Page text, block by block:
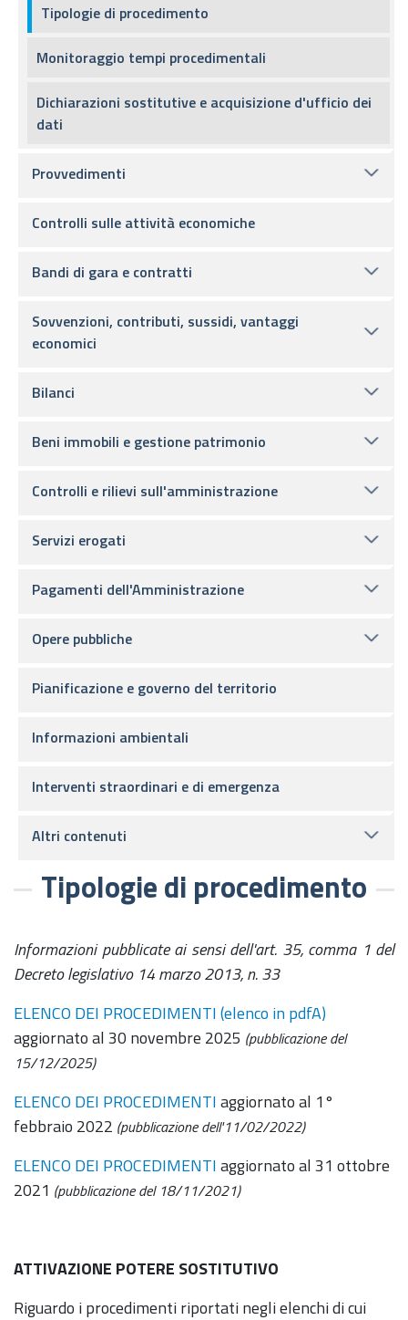
Tipologie di procedimento
Informazioni pubblicate ai sensi dell'art. 35, comma 1 del
Decreto legislativo 14 marzo 2013, n. 33
ELENCO DEI PROCEDIMENTI(elenco in pdfA)
aggiornato al 30 novembre 2025 (pubblicazione del
15/12/2025)
ELENCO DEI PROCEDIMENTIaggiornato al 1°
febbraio 2022 (pubblicazione dell'11/02/2022)
ELENCO DEI PROCEDIMENTIaggiornato al 31 ottobre
2021 (pubblicazione del 18/11/2021)
ATTIVAZIONE POTERE SOSTITUTIVO
Riguardo i procedimenti riportati negli elenchi di cui
Tipologie di procedimento
Monitoraggio tempi procedimentali
Dichiarazioni sostitutive e acquisizione d'ufficio dei
dati
Provvedimenti
Controlli sulle attività economiche
Bandi di gara e contratti
Sovvenzioni, contributi, sussidi, vantaggi
economici
Bilanci
Beni immobili e gestione patrimonio
Controlli e rilievi sull'amministrazione
Servizi erogati
Pagamenti dell'Amministrazione
Opere pubbliche
Pianificazione e governo del territorio
Informazioni ambientali
Interventi straordinari e di emergenza
Altri contenuti